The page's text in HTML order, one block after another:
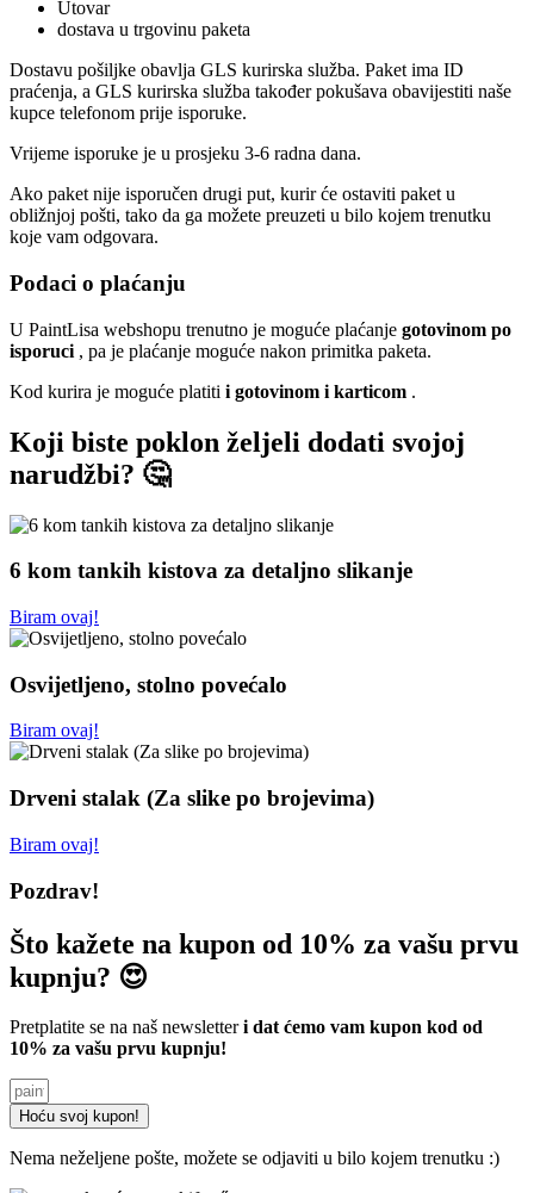
Utovar
dostava u trgovinu paketa
Dostavu pošiljke obavlja GLS kurirska služba. Paket ima ID
praćenja, a GLS kurirska služba također pokušava obavijestiti naše
kupce telefonom prije isporuke.
Vrijeme isporuke je u prosjeku 3-6 radna dana.
Ako paket nije isporučen drugi put, kurir će ostaviti paket u
obližnjoj pošti, tako da ga možete preuzeti u bilo kojem trenutku
koje vam odgovara.
Podaci o plaćanju
U PaintLisa webshopu trenutno je moguće plaćanje gotovinom po
isporuci , pa je plaćanje moguće nakon primitka paketa.
Kod kurira je moguće platiti i gotovinom i karticom .
Koji biste poklon željeli dodati svojoj
narudžbi? 🤔
6 kom tankih kistova za detaljno slikanje
Biram ovaj!
Osvijetljeno, stolno povećalo
Biram ovaj!
Drveni stalak (Za slike po brojevima)
Biram ovaj!
Pozdrav!
Što kažete na kupon od 10% za vašu prvu
kupnju? 😍
Pretplatite se na naš newsletteri dat ćemo vam kupon kod od
10% za vašu prvu kupnju!
Hoću svoj kupon!
Nema neželjene pošte, možete se odjaviti u bilo kojem trenutku :)